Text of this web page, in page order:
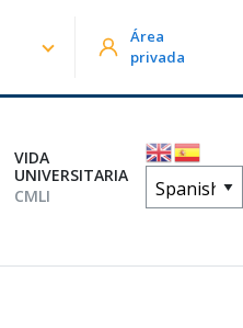
Área
privada
VIDA
UNIVERSITARIA
CMLI